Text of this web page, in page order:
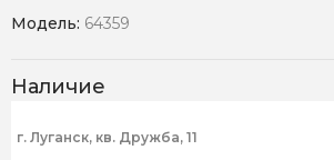
Модель: 64359
Наличие
г. Луганск, кв. Дружба, 11